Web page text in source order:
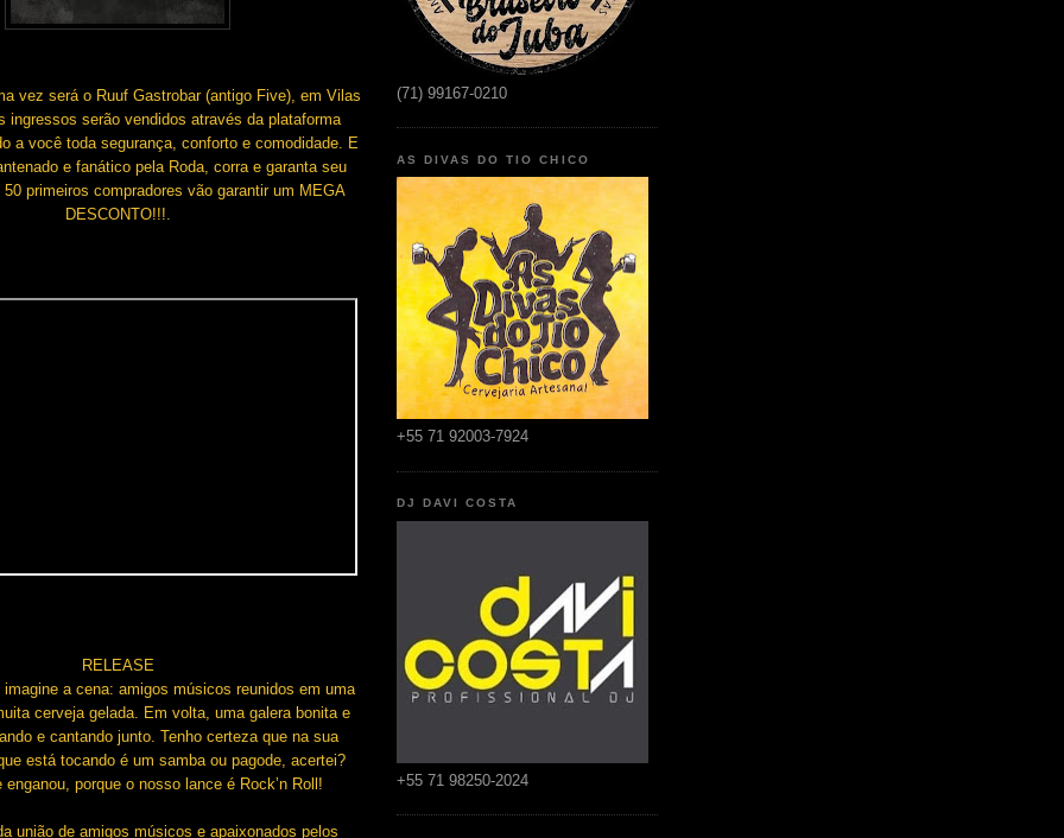
vez será o Ruuf Gastrobar (antigo Five), em Vilas
ingressos serão vendidos através da plataforma
a você toda segurança, conforto e comodidade. E
e fanático pela Roda, corra e garanta seu
primeiros compradores vão garantir um MEGA
DESCONTO!!!.
RELEASE
a cena: amigos músicos reunidos em uma
cerveja gelada. Em volta, uma galera bonita e
e cantando junto. Tenho certeza que na sua
está tocando é um samba ou pagode, acertei?
porque o nosso lance é Rock’n Roll!
união de amigos músicos e apaixonados pelos
(71) 99167-0210
AS DIVAS DO TIO CHICO
+55 71 92003-7924
DJ DAVI COSTA
+55 71 98250-2024